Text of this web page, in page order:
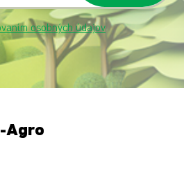
osobných údajov
Agro